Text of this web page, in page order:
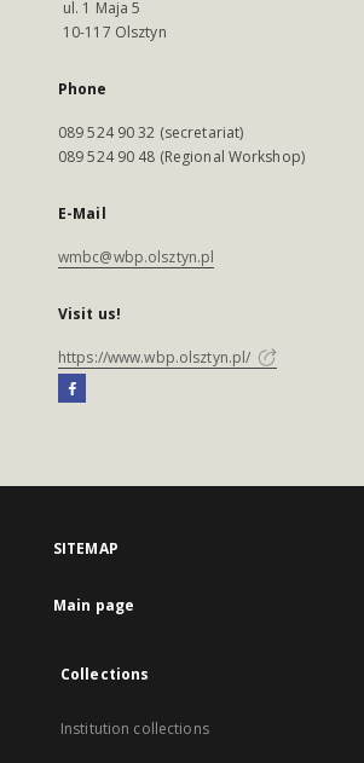
ul. 1 Maja 5
10-117 Olsztyn
Phone
089 524 90 32 (secretariat)
089 524 90 48 (Regional Workshop)
E-Mail
wmbc@wbp.olsztyn.pl
Visit us!
https://www.wbp.olsztyn.pl/
SITEMAP
Main page
Collections
Institution collections